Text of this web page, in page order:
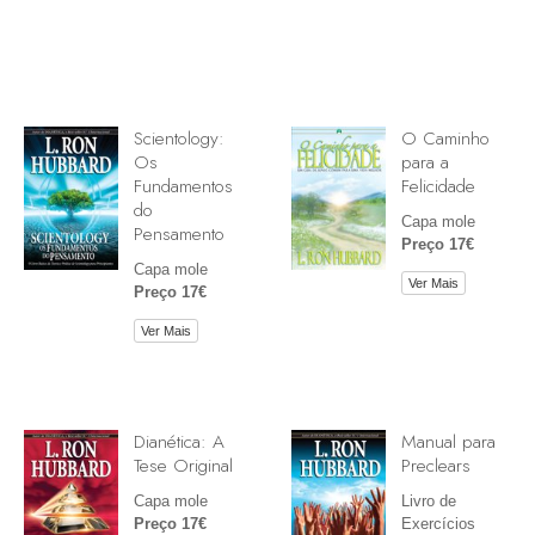
Scientology:
Os
Fundamentos
do
Pensamento
Capa mole
Preço 17€
Ver Mais
O Caminho
para a
Felicidade
Capa mole
Preço 17€
Ver Mais
Dianética: A
Tese Original
Capa mole
Preço 17€
Manual para
Preclears
Livro de
Exercícios